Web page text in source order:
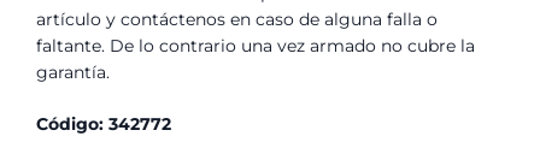
artículo y contáctenos en caso de alguna falla o
faltante. De lo contrario una vez armado no cubre la
garantía.
Código: 342772